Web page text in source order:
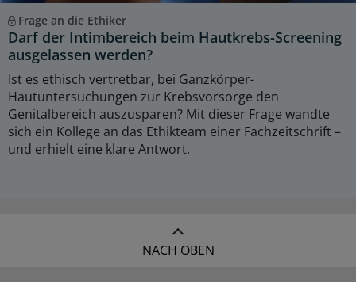
Frage an die Ethiker
Darf der Intimbereich beim Hautkrebs-Screening
ausgelassen werden?
Ist es ethisch vertretbar, bei Ganzkörper-
Hautuntersuchungen zur Krebsvorsorge den
Genitalbereich auszusparen? Mit dieser Frage wandte
sich ein Kollege an das Ethikteam einer Fachzeitschrift –
und erhielt eine klare Antwort.
NACH OBEN